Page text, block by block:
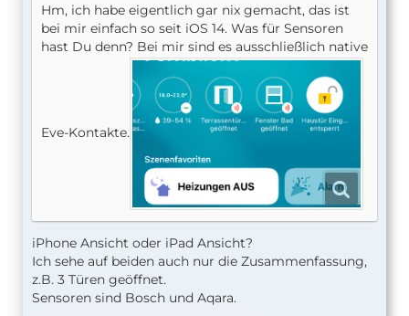
Hm, ich habe eigentlich gar nix gemacht, das ist
bei mir einfach so seit iOS 14. Was für Sensoren
hast Du denn? Bei mir sind es ausschließlich native
Eve-Kontakte.
iPhone Ansicht oder iPad Ansicht?
Ich sehe auf beiden auch nur die Zusammenfassung,
z.B. 3 Türen geöffnet.
Sensoren sind Bosch und Aqara.